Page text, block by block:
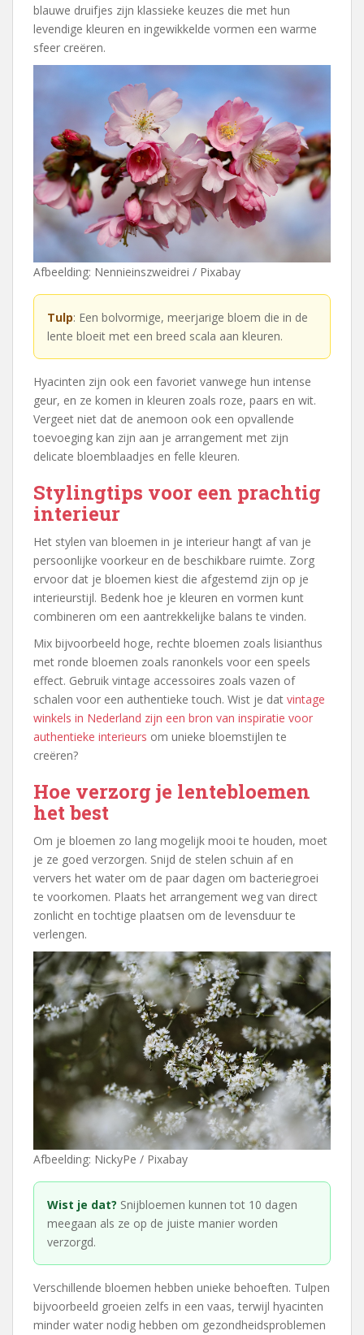
blauwe druifjes zijn klassieke keuzes die met hun
levendige kleuren en ingewikkelde vormen een warme
sfeer creëren.
Afbeelding: Nennieinszweidrei / Pixabay
Tulp: Een bolvormige, meerjarige bloem die in de
lente bloeit met een breed scala aan kleuren.
Hyacinten zijn ook een favoriet vanwege hun intense
geur, en ze komen in kleuren zoals roze, paars en wit.
Vergeet niet dat de anemoon ook een opvallende
toevoeging kan zijn aan je arrangement met zijn
delicate bloemblaadjes en felle kleuren.
Stylingtips voor een prachtig
interieur
Het stylen van bloemen in je interieur hangt af van je
persoonlijke voorkeur en de beschikbare ruimte. Zorg
ervoor dat je bloemen kiest die afgestemd zijn op je
interieurstijl. Bedenk hoe je kleuren en vormen kunt
combineren om een aantrekkelijke balans te vinden.
Mix bijvoorbeeld hoge, rechte bloemen zoals lisianthus
met ronde bloemen zoals ranonkels voor een speels
effect. Gebruik vintage accessoires zoals vazen of
schalen voor een authentieke touch. Wist je dat vintage
winkels in Nederland zijn een bron van inspiratie voor
authentieke interieurs om unieke bloemstijlen te
creëren?
Hoe verzorg je lentebloemen
het best
Om je bloemen zo lang mogelijk mooi te houden, moet
je ze goed verzorgen. Snijd de stelen schuin af en
ververs het water om de paar dagen om bacteriegroei
te voorkomen. Plaats het arrangement weg van direct
zonlicht en tochtige plaatsen om de levensduur te
verlengen.
Afbeelding: NickyPe / Pixabay
Wist je dat? Snijbloemen kunnen tot 10 dagen
meegaan als ze op de juiste manier worden
verzorgd.
Verschillende bloemen hebben unieke behoeften. Tulpen
bijvoorbeeld groeien zelfs in een vaas, terwijl hyacinten
minder water nodig hebben om gezondheidsproblemen